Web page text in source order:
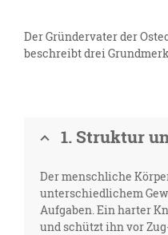
Der Gründervater der
beschreibt drei
1. Struktur
Der menschliche
unterschiedlichem
Aufgaben. Ein harter
und schützt ihn vor